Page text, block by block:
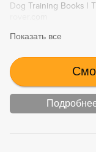
Dog Training Books |
Показать все